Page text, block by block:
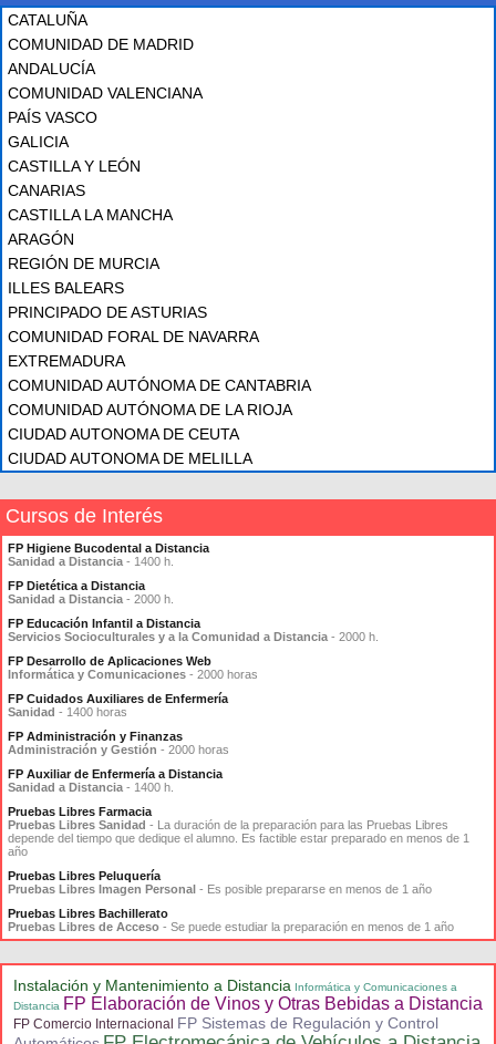
CATALUÑA
COMUNIDAD DE MADRID
ANDALUCÍA
COMUNIDAD VALENCIANA
PAÍS VASCO
GALICIA
CASTILLA Y LEÓN
CANARIAS
CASTILLA LA MANCHA
ARAGÓN
REGIÓN DE MURCIA
ILLES BALEARS
PRINCIPADO DE ASTURIAS
COMUNIDAD FORAL DE NAVARRA
EXTREMADURA
COMUNIDAD AUTÓNOMA DE CANTABRIA
COMUNIDAD AUTÓNOMA DE LA RIOJA
CIUDAD AUTONOMA DE CEUTA
CIUDAD AUTONOMA DE MELILLA
Cursos de Interés
FP Higiene Bucodental a Distancia
Sanidad a Distancia - 1400 h.
FP Dietética a Distancia
Sanidad a Distancia - 2000 h.
FP Educación Infantil a Distancia
Servicios Socioculturales y a la Comunidad a Distancia - 2000 h.
FP Desarrollo de Aplicaciones Web
Informática y Comunicaciones - 2000 horas
FP Cuidados Auxiliares de Enfermería
Sanidad - 1400 horas
FP Administración y Finanzas
Administración y Gestión - 2000 horas
FP Auxiliar de Enfermería a Distancia
Sanidad a Distancia - 1400 h.
Pruebas Libres Farmacia
Pruebas Libres Sanidad - La duración de la preparación para las Pruebas Libres
depende del tiempo que dedique el alumno. Es factible estar preparado en menos de 1
año
Pruebas Libres Peluquería
Pruebas Libres Imagen Personal - Es posible prepararse en menos de 1 año
Pruebas Libres Bachillerato
Pruebas Libres de Acceso - Se puede estudiar la preparación en menos de 1 año
Instalación y Mantenimiento a Distancia Informática y Comunicaciones a
Distancia FP Elaboración de Vinos y Otras Bebidas a Distancia
FP Comercio Internacional FP Sistemas de Regulación y Control